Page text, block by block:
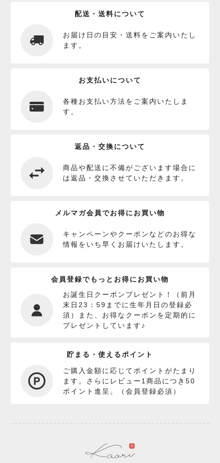
配送・送料について
お届け日の目安・送料をご案内いたし
ます。
お支払いについて
各種お支払い方法をご案内いたしま
す。
返品・交換について
商品や配送に不備がございます場合に
は返品・交換させていただきます。
メルマガ会員でお得にお買い物
キャンペーンやクーポンなどのお得な
情報をいち早くお届けいたします。
会員登録でもっとお得にお買い物
お誕生日クーポンプレゼント！（前月
末日23：59までに生年月日の登録必
須）また、お得なクーポンを定期的に
プレゼントしています♪
貯まる・使えるポイント
ご購入金額に応じてポイントがたまり
ます。さらにレビュー1商品につき50
ポイント進呈。（会員登録必須）